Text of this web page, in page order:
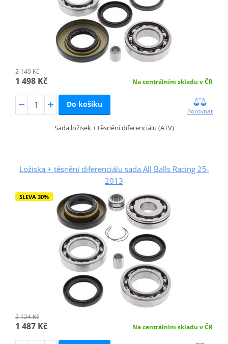
2 140 Kč
1 498 Kč Na centrálním skladu v ČR
Do košíku
Porovnat
Sada ložisek + těsnění diferenciálu (ATV)
Ložiska + těsnění diferenciálu sada All Balls Racing 25-
2013
SLEVA 30%
2 124 Kč
1 487 Kč Na centrálním skladu v ČR